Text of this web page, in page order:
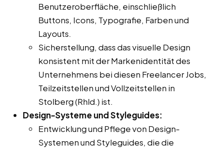
Benutzeroberfläche, einschließlich
Buttons, Icons, Typografie, Farben und
Layouts.
Sicherstellung, dass das visuelle Design
konsistent mit der Markenidentität des
Unternehmens bei diesen Freelancer Jobs,
Teilzeitstellen und Vollzeitstellen in
Stolberg (Rhld.) ist.
Design-Systeme und Styleguides:
Entwicklung und Pflege von Design-
Systemen und Styleguides, die die